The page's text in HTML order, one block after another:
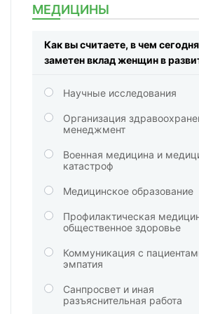
МЕДИЦИНЫ
Как вы считаете, в чем
заметен вклад женщин в
Научные исследования
Организация
менеджмент
Военная медицина и
катастроф
Медицинское образование
Профилактическая
общественное здоровье
Коммуникация с
эмпатия
Санпросвет и иная
разъяснительная работа